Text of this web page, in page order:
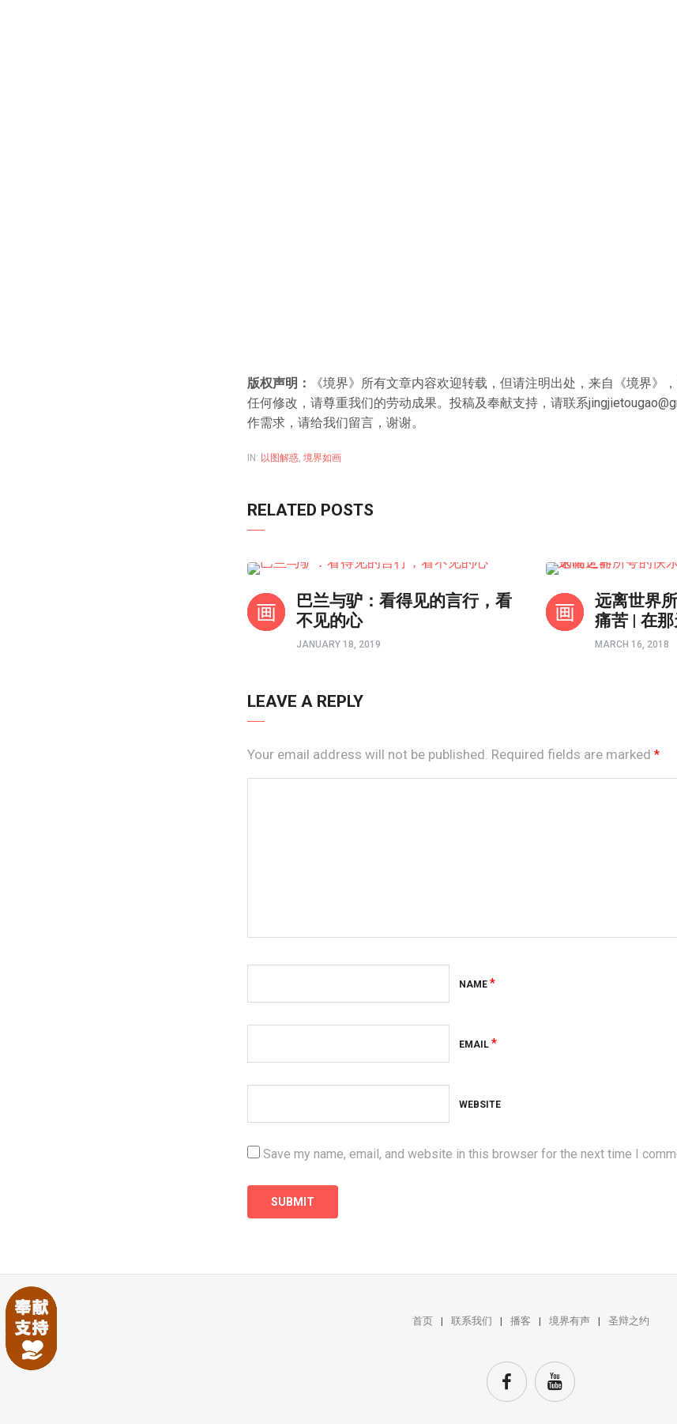
版权声明：
《境界》所有文章内容欢迎转载，但请注明出处，来自《境界》
任何修改，请尊重我们的劳动成果。投稿及奉献支持，请联系
作需求，请给我们留言，谢谢。
IN: 以图解惑 境界如画
RELATED POSTS
巴兰与驴：看得见的言行，看
不见的心
JANUARY 18, 2019
远离世界
痛苦 | 在
MARCH 16, 2018
LEAVE A REPLY
Your email address will not be published. Required fields are marked *
NAME*
EMAIL*
WEBSITE
Save my name, email, and website in this browser for the next time I
首页 联系我们 播客 境界有声 圣辩之约